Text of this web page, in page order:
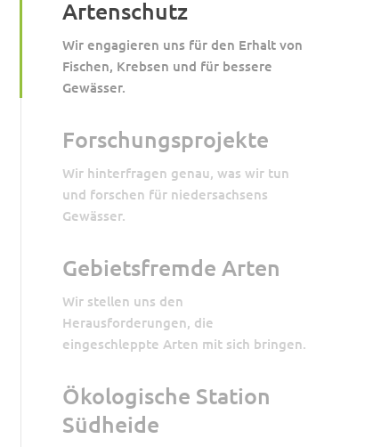
Artenschutz
Wir engagieren uns für den Erhalt von
Fischen, Krebsen und für bessere
Gewässer.
Forschungsprojekte
Wir hinterfragen genau, was wir tun
und forschen für niedersachsens
Gewässer.
Gebietsfremde Arten
Wir stellen uns den
Herausforderungen, die
eingeschleppte Arten mit sich bringen.
Ökologische Station
Südheide